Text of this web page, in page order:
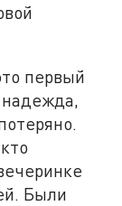
первый
надежда,
Были